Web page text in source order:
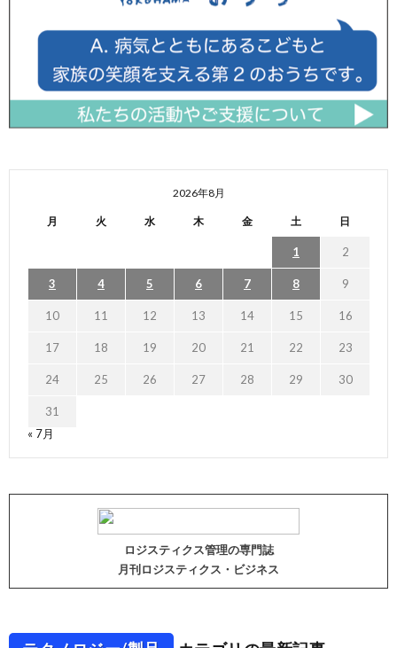
2026年8月
月 火 水 木 金 土 日
1 2
3 4 5 6 7 8 9
10 11 12 13 14 15 16
17 18 19 20 21 22 23
24 25 26 27 28 29 30
31
« 7月
ロジスティクス管理の専門誌
月刊ロジスティクス・ビジネス